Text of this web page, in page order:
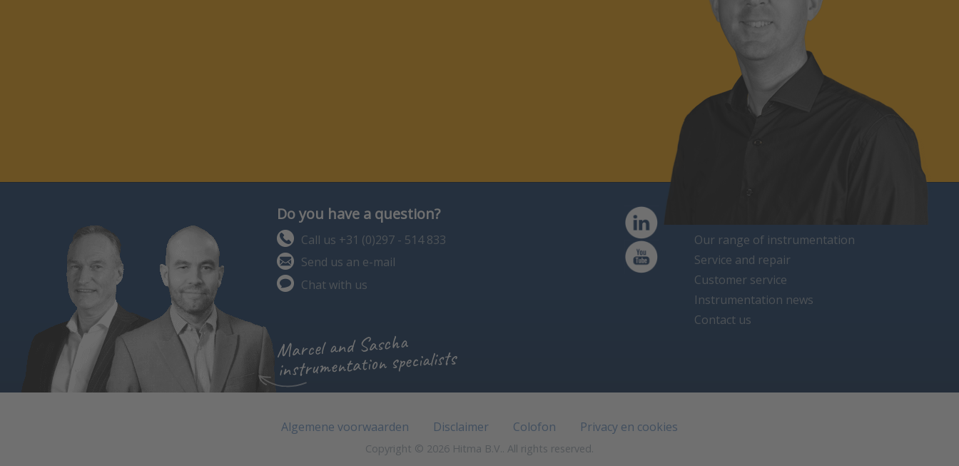
Do you have a question?
Call us +31 (0)297 - 514 833
Send us an e-mail
Chat with us
Marcel and Sascha
instrumentation specialists
Our range of instrumentation
Service and repair
Customer service
Instrumentation news
Contact us
Algemene voorwaarden Disclaimer Colofon Privacy en cookies
Copyright © 2026 Hitma B.V.. All rights reserved.